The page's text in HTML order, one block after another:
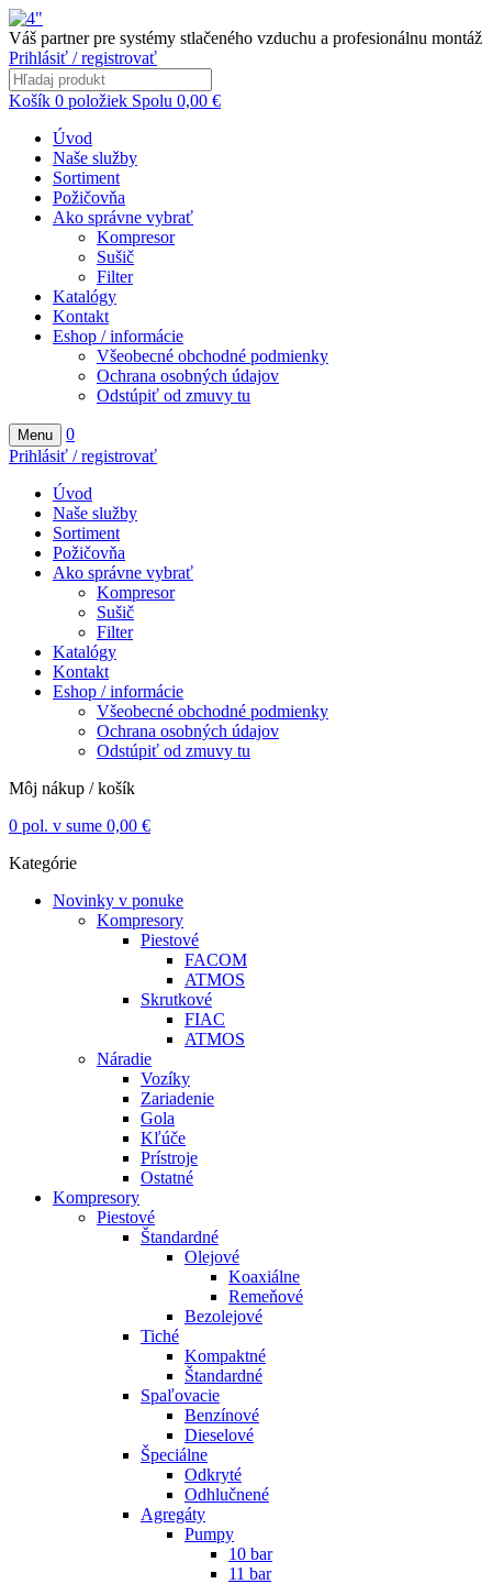
Váš partner pre systémy stlačeného vzduchu a profesionálnu montáž
Prihlásiť / registrovať
Košík 0 položiek Spolu 0,00 €
Úvod
Naše služby
Sortiment
Požičovňa
Ako správne vybrať
Kompresor
Sušič
Filter
Katalógy
Kontakt
Eshop / informácie
Všeobecné obchodné podmienky
Ochrana osobných údajov
Odstúpiť od zmuvy tu
Menu
0
Prihlásiť / registrovať
Úvod
Naše služby
Sortiment
Požičovňa
Ako správne vybrať
Kompresor
Sušič
Filter
Katalógy
Kontakt
Eshop / informácie
Všeobecné obchodné podmienky
Ochrana osobných údajov
Odstúpiť od zmuvy tu
Môj nákup / košík
0 pol. v sume 0,00 €
Kategórie
Novinky v ponuke
Kompresory
Piestové
FACOM
ATMOS
Skrutkové
FIAC
ATMOS
Náradie
Vozíky
Zariadenie
Gola
Kľúče
Prístroje
Ostatné
Kompresory
Piestové
Štandardné
Olejové
Koaxiálne
Remeňové
Bezolejové
Tiché
Kompaktné
Štandardné
Spaľovacie
Benzínové
Dieselové
Špeciálne
Odkryté
Odhlučnené
Agregáty
Pumpy
10 bar
11 bar